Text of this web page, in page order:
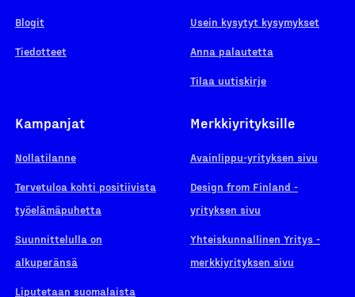
Blogit
Tiedotteet
Usein kysytyt kysymykset
Anna palautetta
Tilaa uutiskirje
Kampanjat
Nollatilanne
Tervetuloa kohti positiivista
työelämäpuhetta
Suunnittelulla on
alkuperänsä
Liputetaan suomalaista
Merkkiyrityksille
Avainlippu-yrityksen sivu
Design from Finland -
yrityksen sivu
Yhteiskunnallinen Yritys -
merkkiyrityksen sivu